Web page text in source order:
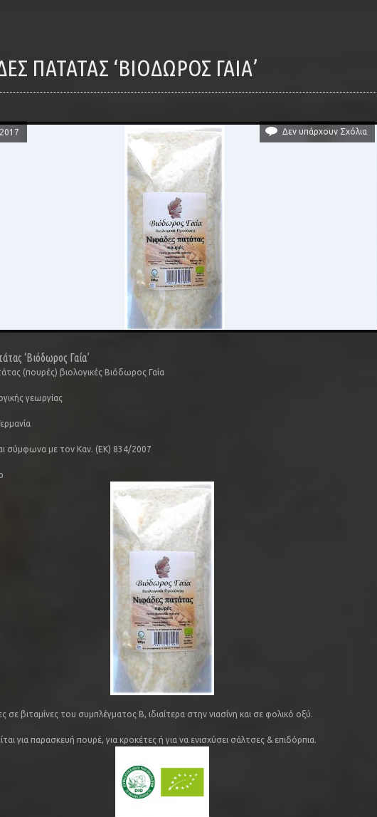
ΠΑΤΆΤΑΣ ‘ΒΙΌΔΩΡΟΣ ΓΑΊΑ’
Δεν υπάρχουν Σχόλια
‘Βιόδωρος Γαία’
(πουρές) βιολογικές Βιόδωρος Γαία
γεωργίας
σύμφωνα με τον Καν. (ΕΚ) 834/2007
σε βιταμίνες του συμπλέγματος Β, ιδιαίτερα στην νιασίνη και σε φολικό οξύ.
για παρασκευή πουρέ, για κροκέτες ή για να ενισχύσει σάλτσες & επιδόρπια.